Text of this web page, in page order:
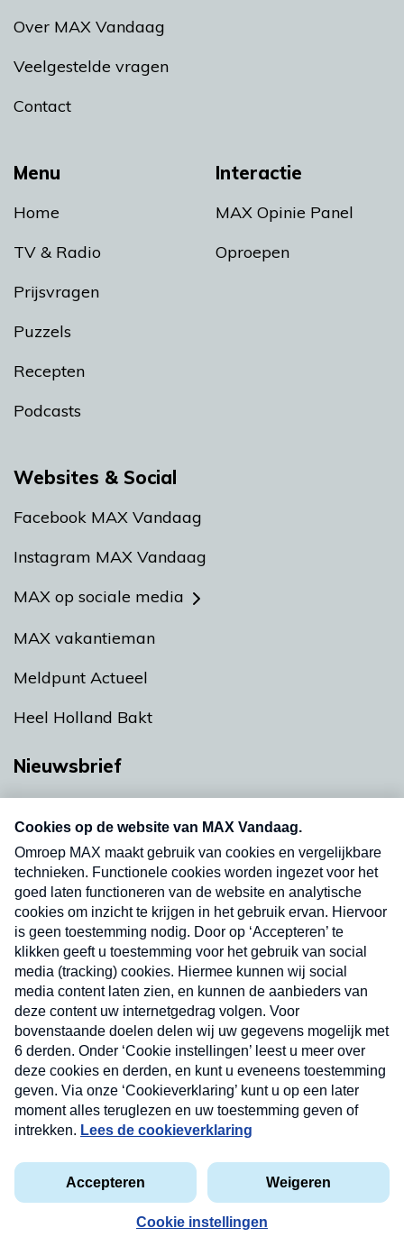
Menu
Home
TV & Radio
Prijsvragen
Puzzels
Recepten
Podcasts
Interactie
MAX Opinie Panel
Oproepen
Over MAX Vandaag
Veelgestelde vragen
Contact
Websites & Social
Facebook MAX Vandaag
Instagram MAX Vandaag
MAX op sociale media
MAX vakantieman
Meldpunt Actueel
Heel Holland Bakt
Nieuwsbrief
Neem hier een gratis abonnement op onze
nieuwsbrief. Elke vrijdag- en dinsdagochtend in
uw mailbox.
Verzend
Privacyverklaring
Cookieverklaring
Kwetsbaarheid melden
Copyright © 2026 MAX Vandaag - Omroep MAX
Nieuwsbrief
Neem hier een gratis abonnement op onze
nieuwsbrief. Elke vrijdag- en dinsdagochtend in uw